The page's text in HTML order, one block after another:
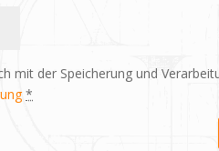
mit der Speicherung und
*